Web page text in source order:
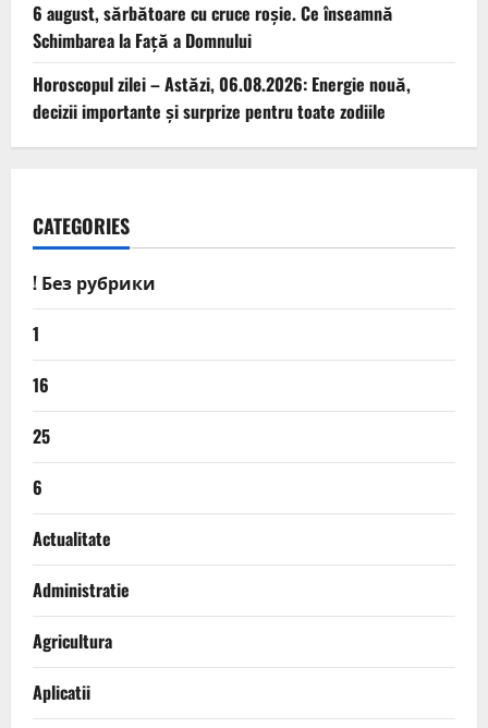
6 august, sărbătoare cu cruce roșie. Ce înseamnă
Schimbarea la Față a Domnului
Horoscopul zilei – Astăzi, 06.08.2026: Energie nouă,
decizii importante și surprize pentru toate zodiile
CATEGORIES
! Без рубрики
1
16
25
6
Actualitate
Administratie
Agricultura
Aplicatii